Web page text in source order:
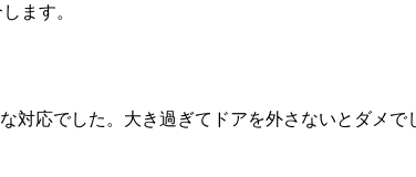
ます。
対応でした。大き過ぎてドアを外さないとダメ